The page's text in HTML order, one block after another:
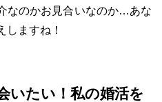
なのかお見合いなのか…あな
しますね！
いたい！私の婚活を